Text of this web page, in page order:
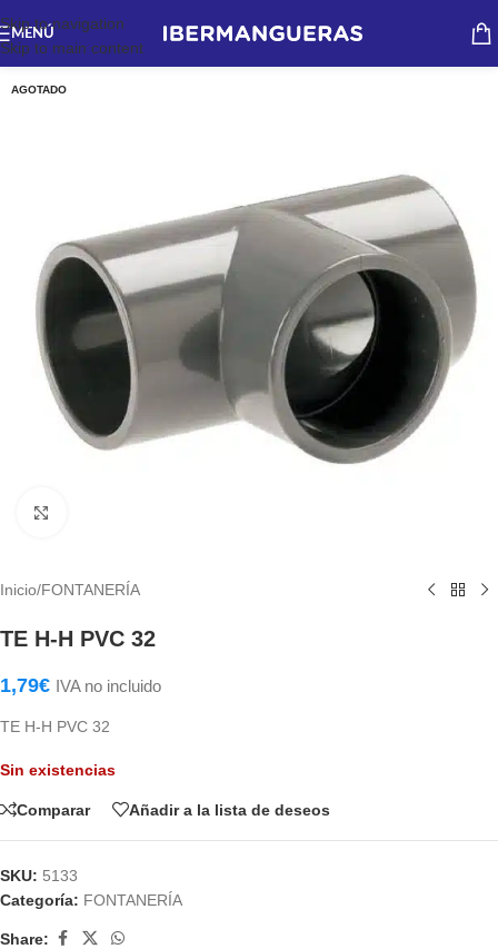
Skip to navigation
Skip to main content
MENÚ
AGOTADO
Inicio/FONTANERÍA
TE H-H PVC 32
1,79€ IVA no incluido
TE H-H PVC 32
Sin existencias
Comparar Añadir a la lista de deseos
SKU: 5133
Categoría: FONTANERÍA
Share: